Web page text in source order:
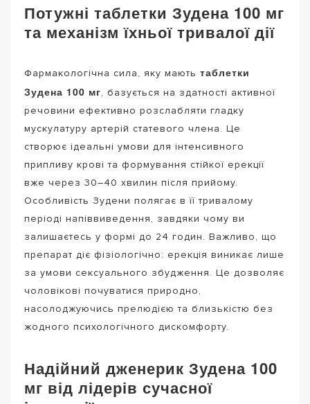
Потужні таблетки Зудена 100 мг
та механізм їхньої тривалої дії
Фармакологічна сила, яку мають таблетки
Зудена 100 мг, базується на здатності активної
речовини ефективно розслабляти гладку
мускулатуру артерій статевого члена. Це
створює ідеальні умови для інтенсивного
припливу крові та формування стійкої ерекції
вже через 30–40 хвилин після прийому.
Особливість Зудени полягає в її тривалому
періоді напіввиведення, завдяки чому ви
залишаєтесь у формі до 24 годин. Важливо, що
препарат діє фізіологічно: ерекція виникає лише
за умови сексуального збудження. Це дозволяє
чоловікові почуватися природно,
насолоджуючись прелюдією та близькістю без
жодного психологічного дискомфорту.
Надійний дженерик Зудена 100
мг від лідерів сучасної